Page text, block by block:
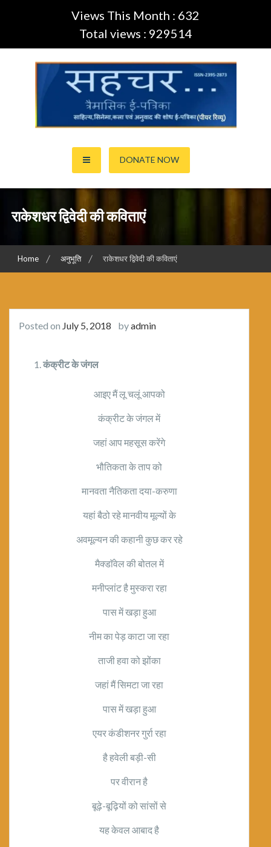
Views This Month : 632
Total views : 929514
सहचर ई-पत्रिका… (ISSN:2395-
2873)
DONATE NOW
राकेशधर द्विवेदी की कविताएं
Home अनुभूति राकेशधर द्विवेदी की कविताएं
Posted on July 5, 2018 byadmin
कंक्रीट के जंगल
आइए मैं लू चलूं आपको
कंक्रीट के जंगल में
जहां आप महसूस करेंगे
भौतिकता के ताप को
मानवता नैतिकता दया-करुणा
यहां बैठो रहे मानवीय मूल्यों के
अवमूल्यन की कहानी कुछ कर रहे
मैक्डाॅवेल की बोतल में
मनीप्लांट है मुस्करा रहा
पास में खड़ा हुआ
नीम का पेड़ काटा जा रहा
ताजी हवा को झोंका
जहां मैं सिमटा जा रहा
पास में खड़ा हुआ
एयर कंडीशनर गुर्रा रहा
है हवेली बड़ी-सी
पर वीरान है
बूढ़े-बूढ़ियों को सांसों से
यह केवल आबाद है